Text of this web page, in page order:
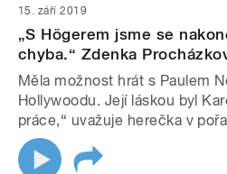
15. září 2019
„S Högerem jsme se
chyba.“ Zdenka
Měla možnost hrát s Paulem
Hollywoodu. Její láskou byl
práce,“ uvažuje herečka v